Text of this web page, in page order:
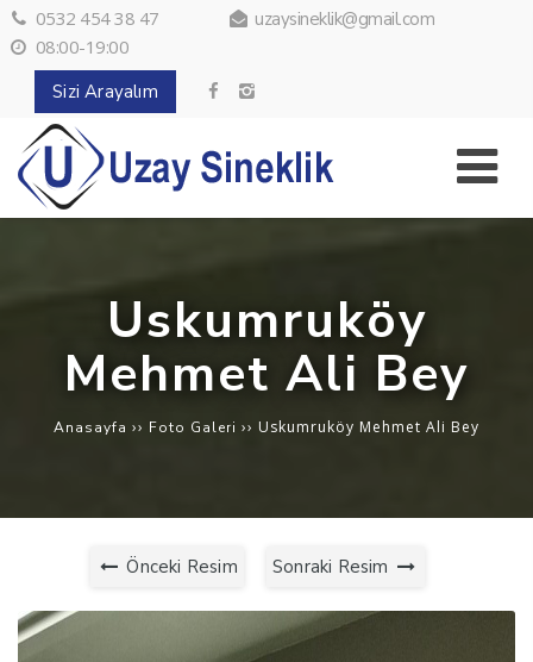
0532 454 38 47
uzaysineklik@gmail.com
08:00-19:00
Sizi Arayalım
Uskumruköy
Mehmet Ali Bey
Anasayfa ›› Foto Galeri ›› Uskumruköy Mehmet Ali Bey
Önceki Resim Sonraki Resim